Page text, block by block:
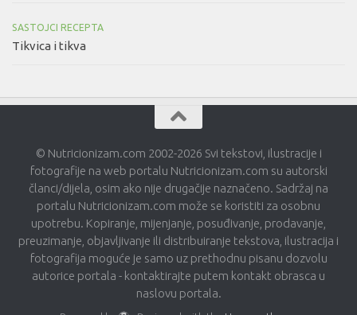
SASTOJCI RECEPTA
Tikvica i tikva
© Nutricionizam.com 2002-2026 Svi tekstovi, ilustracije i
fotografije na web portalu Nutricionizam.com su autorski
članci/dijela, osim ako nije drugačije naznačeno. Sadržaj na
portalu Nutricionizam.com može se koristiti za osobnu
upotrebu. Kopiranje, mijenjanje, posuđivanje, prodavanje,
preuzimanje, objavljivanje ili distribuiranje tekstova, ilustracija i
fotografija moguće je samo uz prethodnu pisanu dozvolu
autorice portala - kontaktirajte putem kontakt obrasca u
naslovu portala.